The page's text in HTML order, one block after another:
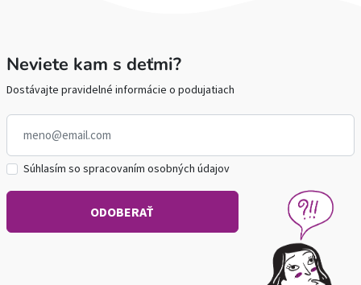
Neviete kam s deťmi?
Dostávajte pravidelné informácie o podujatiach
Súhlasím so spracovaním osobných údajov